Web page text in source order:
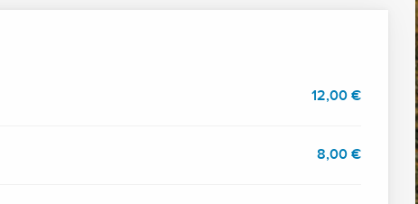
12,00 €
8,00 €